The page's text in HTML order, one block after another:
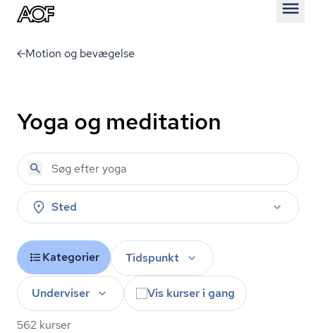
Motion og bevægelse
Yoga og meditation
Sted
Kategorier Tidspunkt
Underviser Vis kurser i gang
562 kurser